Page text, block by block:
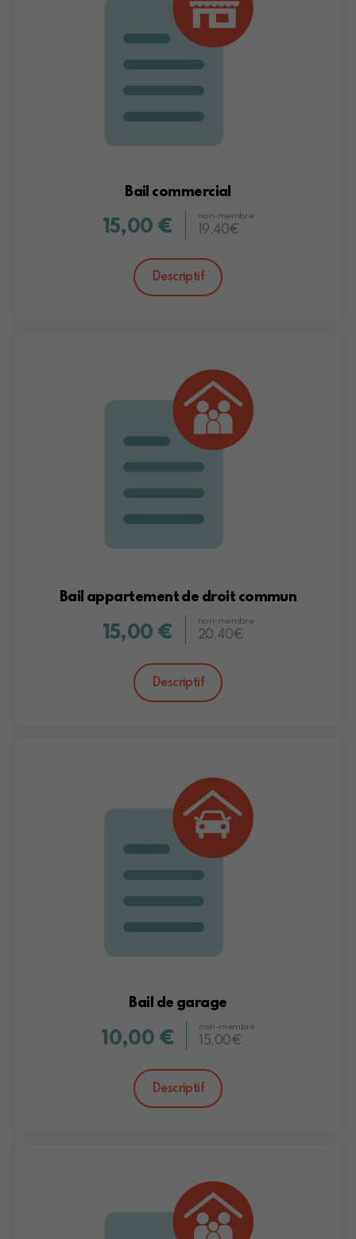
Bail commercial
15,00 €
non-membre
19,40€
Descriptif
Bail appartement de droit commun
15,00 €
non-membre
20,40€
Descriptif
Bail de garage
10,00 €
non-membre
15,00€
Descriptif